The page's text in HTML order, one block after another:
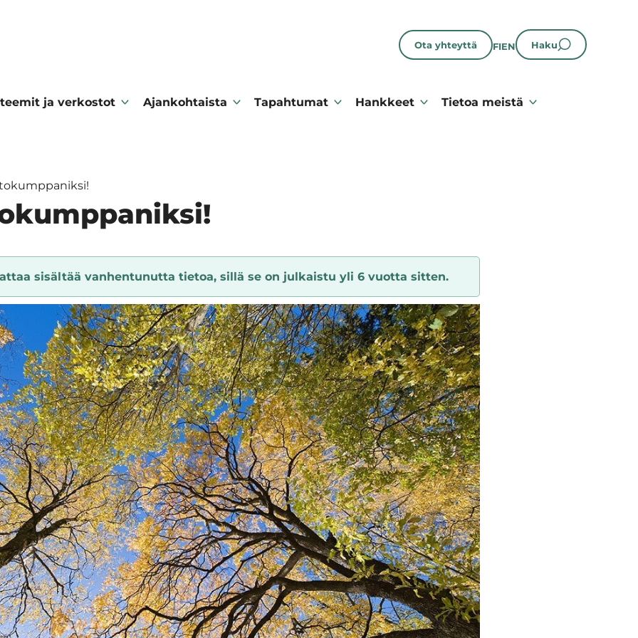
Ota yhteyttä FIEN Haku
ja verkostot Ajankohtaista Tapahtumat Hankkeet Tietoa meistä
sisältää vanhentunutta tietoa, sillä se on julkaistu yli 6 vuotta sitten.